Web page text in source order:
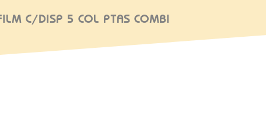
C/DISP 5 COL PTAS COMBI